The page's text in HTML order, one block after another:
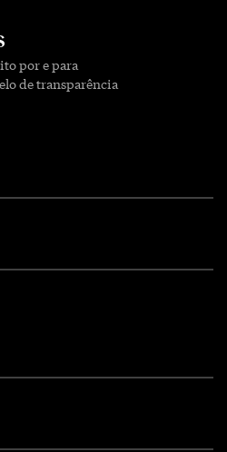
por e para
de transparência